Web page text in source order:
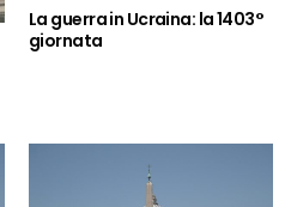
La guerra in Ucraina: la 1403°
giornata